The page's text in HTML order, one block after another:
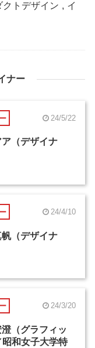
クトデザイン , イ
ナー
24/5/22
（デザイナ
24/4/10
（デザイナ
24/3/20
（グラフィッ
和女子大学特